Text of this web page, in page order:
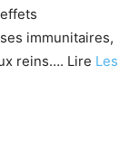
immunitaires,
reins…. Lire Les